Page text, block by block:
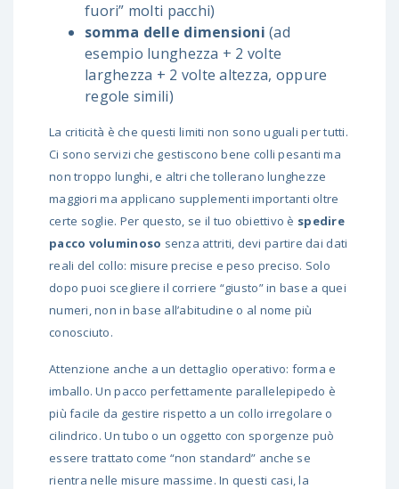
fuori” molti pacchi)
somma delle dimensioni (ad
esempio lunghezza + 2 volte
larghezza + 2 volte altezza, oppure
regole simili)
La criticità è che questi limiti non sono uguali per tutti.
Ci sono servizi che gestiscono bene colli pesanti ma
non troppo lunghi, e altri che tollerano lunghezze
maggiori ma applicano supplementi importanti oltre
certe soglie. Per questo, se il tuo obiettivo è spedire
pacco voluminoso senza attriti, devi partire dai dati
reali del collo: misure precise e peso preciso. Solo
dopo puoi scegliere il corriere “giusto” in base a quei
numeri, non in base all’abitudine o al nome più
conosciuto.
Attenzione anche a un dettaglio operativo: forma e
imballo. Un pacco perfettamente parallelepipedo è
più facile da gestire rispetto a un collo irregolare o
cilindrico. Un tubo o un oggetto con sporgenze può
essere trattato come “non standard” anche se
rientra nelle misure massime. In questi casi, la